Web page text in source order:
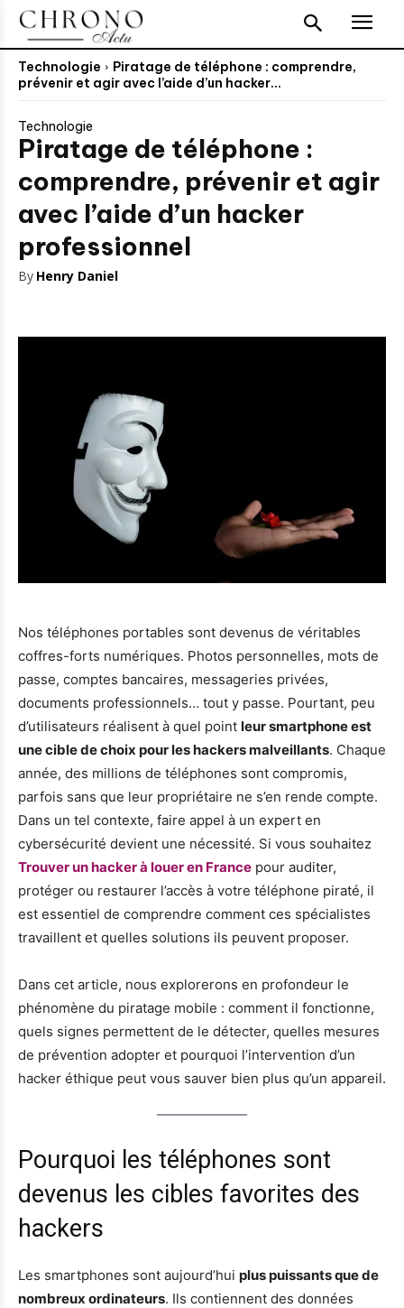
Technologie
Piratage de téléphone : comprendre,
prévenir et agir avec l’aide d’un hacker...
Technologie
Piratage de téléphone :
comprendre, prévenir et agir
avec l’aide d’un hacker
professionnel
By Henry Daniel
Nos téléphones portables sont devenus de véritables
coffres-forts numériques. Photos personnelles, mots de
passe, comptes bancaires, messageries privées,
documents professionnels… tout y passe. Pourtant, peu
d’utilisateurs réalisent à quel point leur smartphone est
une cible de choix pour les hackers malveillants. Chaque
année, des millions de téléphones sont compromis,
parfois sans que leur propriétaire ne s’en rende compte.
Dans un tel contexte, faire appel à un expert en
cybersécurité devient une nécessité. Si vous souhaitez
Trouver un hacker à louer en France pour auditer,
protéger ou restaurer l’accès à votre téléphone piraté, il
est essentiel de comprendre comment ces spécialistes
travaillent et quelles solutions ils peuvent proposer.
Dans cet article, nous explorerons en profondeur le
phénomène du piratage mobile : comment il fonctionne,
quels signes permettent de le détecter, quelles mesures
de prévention adopter et pourquoi l’intervention d’un
hacker éthique peut vous sauver bien plus qu’un appareil.
Pourquoi les téléphones sont
devenus les cibles favorites des
hackers
Les smartphones sont aujourd’hui plus puissants que de
nombreux ordinateurs. Ils contiennent des données